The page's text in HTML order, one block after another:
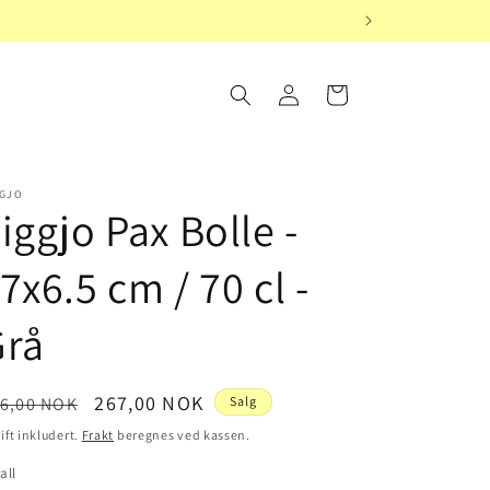
Logg
inn
Handlekurv
Pax Bolle -
cm / 70 cl -
NOK Salgspris
267,00 NOK Salg
inkludert. Frakt beregnes ved kassen.